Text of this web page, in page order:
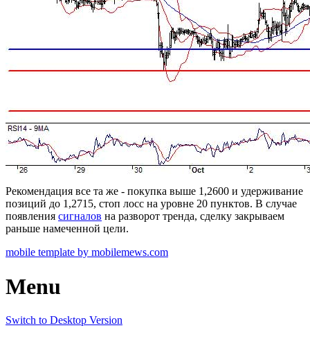
Рекомендация все та же - покупка выше 1,2600 и удерживание
позиций до 1,2715, стоп лосс на уровне 20 пунктов. В случае
появления сигналов на разворот тренда, сделку закрываем
раньше намеченной цели.
mobile template by mobilemews.com
Menu
Switch to Desktop Version